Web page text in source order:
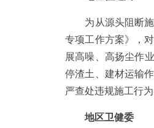
为从源头阻断施
专项工作方案》，
展高噪、高扬尘作
停渣土、建材运输
严查处违规施工行为
地区卫健委